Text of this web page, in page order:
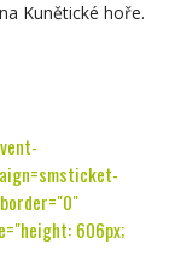
Kunětické hoře.
606px;